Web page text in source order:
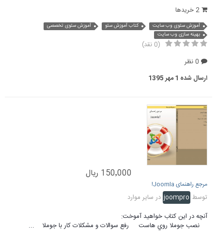
آموزش سئوی وب سایت کتاب آموزش سئو
آموزش سئوی تخصصی
بهینه سازی وب سایت
(0 نقد)
ارسال شده 1 مهر 1395
150٬000 ریال
مرجع راهنمای Joomla!
توسط joompro در سایر موارد
آنچه در این کتاب خواهید آموخت:
نصب جوملا روي هاست رفع سوالات و مشکلات کار با جوملا ...